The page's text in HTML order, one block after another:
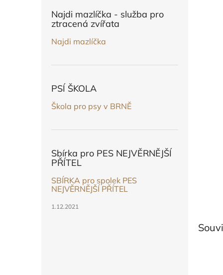
Najdi mazlíčka - služba pro
ztracená zvířata
Najdi mazlíčka
PSÍ ŠKOLA
Škola pro psy v BRNĚ
Sbírka pro PES NEJVĚRNĚJŠÍ
PŘÍTEL
SBÍRKA pro spolek PES
NEJVĚRNĚJŠÍ PŘÍTEL
1.12.2021